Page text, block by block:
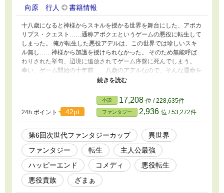
向原 行人 書籍情報
十八歳になると神様からスキルを授かる世界を舞台にした、アポカ
リプス・クエスト……通称アポクエというゲームの悪役に転生して
しまった。 俺が転生した悪役アデルは、この世界では珍しいスキ
ル無し……神様から加護を授けられなかった。 そのため無能呼ば
わりされた挙句、辺境に追放されてゲーム序盤に死んでしまう。
幸い、ゲーム開始の十年前……八歳のアデルなので、そんな運命を
変えるべく、剣や魔法の腕を磨く。 更に、無能呼ばわりされない
が……授かったのは「ハズレスキルガチャ」というスキル。 一日
一回ガチャでハズレスキルが貰えるらしい。 いや、幾らハズレス
キルがあっても意味がないと思うのだが、もしかしたらレアスキル
が当たるかも……と、十年間ガチャを回す。 そして約四千ものハ
ズレスキルが貯まったが、一つもレアなスキルは出なかった。 だ
が、二つ目の隠しアイテムで、「スキル合成」というスキルを授か
り、四千個のハズレスキルを組み合わせ、新たなスキルを作れるよ
うになった。 十年間の努力とスキル合成……この二つを使って、
末永く暮らすんだっ！
24h.ポイント 42pt
小説 17,208 位 / 228,635件
ファンタジー 2,936 位 / 53,272件
第6回次世代ファンタジーカップ
異世界
ファンタジー
転生
主人公最強
ハッピーエンド
コメディ
悪役転生
悪役貴族
ざまぁ